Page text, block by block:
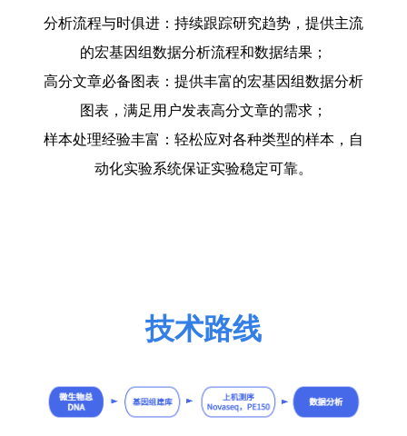
分析流程与时俱进：持续跟踪研究趋势，提供主流
的宏基因组数据分析流程和数据结果；
高分文章必备图表：提供丰富的宏基因组数据分析
图表，满足用户发表高分文章的需求；
样本处理经验丰富：轻松应对各种类型的样本，自
动化实验系统保证实验稳定可靠。
技术路线